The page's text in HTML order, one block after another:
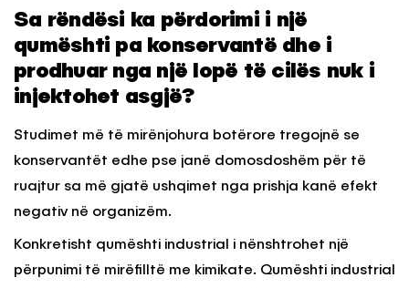
Sa rëndësi ka përdorimi i një
qumështi pa konservantë dhe i
prodhuar nga një lopë të cilës nuk i
injektohet asgjë?
Studimet më të mirënjohura botërore tregojnë se
konservantët edhe pse janë domosdoshëm për të
ruajtur sa më gjatë ushqimet nga prishja kanë efekt
negativ në organizëm.
Konkretisht qumështi industrial i nënshtrohet një
përpunimi të mirëfilltë me kimikate. Qumështi industrial